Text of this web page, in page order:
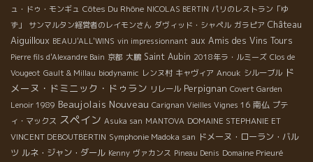
ュ・ドゥ・モンギュ Côtes Du Rhône NICOLAS BERTIN パリのレストラン「ゆ
ず」
サンマルタン経営者のレイモンさん ダヴィッド・シャペル ガラピア Château
Aiguilloux BEAUJ'ALL'WINS vin impressionnant aux Amis des Vins Tours
Pierre fils d'Alexandre Bain 京都 大鵬 Saint Aubin 2018年ラ・ルミーズ Clos de
Vougeot Gault & Millau biodynamic レンヌ村 キャヴィア Anouk シルーブル ド
メーヌ・ドミニック・ドゥラン リレール Perpignan Covert Garden
Lenoir 1989 Beaujolais Nouveau Carignan Vieilles Vignes 16 南仏 プテ
ィ・マックス スペイン Asuka san MANTOVA DOMAINE STEPHANIE ET
VINCENT DEBOUTBERTIN Symphonie Madoka san ドメーヌ・ローラン・バル
ツ ルネ・ジャン・ダール Kenny ヴァカンス Pineau Denis Domaine Prieuré